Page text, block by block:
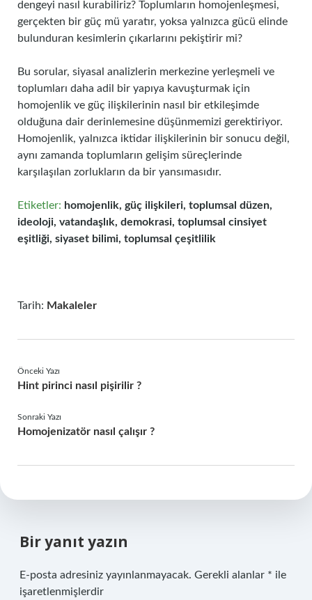
dengeyi nasıl kurabiliriz? Toplumların homojenleşmesi,
gerçekten bir güç mü yaratır, yoksa yalnızca gücü elinde
bulunduran kesimlerin çıkarlarını pekiştirir mi?
Bu sorular, siyasal analizlerin merkezine yerleşmeli ve
toplumları daha adil bir yapıya kavuşturmak için
homojenlik ve güç ilişkilerinin nasıl bir etkileşimde
olduğuna dair derinlemesine düşünmemizi gerektiriyor.
Homojenlik, yalnızca iktidar ilişkilerinin bir sonucu değil,
aynı zamanda toplumların gelişim süreçlerinde
karşılaşılan zorlukların da bir yansımasıdır.
Etiketler: homojenlik, güç ilişkileri, toplumsal düzen,
ideoloji, vatandaşlık, demokrasi, toplumsal cinsiyet
eşitliği, siyaset bilimi, toplumsal çeşitlilik
Tarih: Makaleler
Önceki Yazı
Hint pirinci nasıl pişirilir ?
Sonraki Yazı
Homojenizatör nasıl çalışır ?
Bir yanıt yazın
E-posta adresiniz yayınlanmayacak. Gerekli alanlar * ile
işaretlenmişlerdir